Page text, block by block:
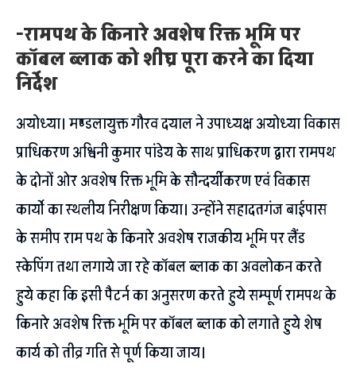
-रामपथ के किनारे अवशेष रिक्त भूमि पर
कॉबल ब्लाक को शीघ्र पूरा करने का दिया
निर्देश
अयोध्या। मण्डलायुक्त गौरव दयाल ने उपाध्यक्ष अयोध्या विकास
प्राधिकरण अश्विनी कुमार पांडेय के साथ प्राधिकरण द्वारा रामपथ
के दोनों ओर अवशेष रिक्त भूमि के सौन्दर्यीकरण एवं विकास
कार्यो का स्थलीय निरीक्षण किया। उन्होंने सहादतगंज बाईपास
के समीप राम पथ के किनारे अवशेष राजकीय भूमि पर लैंड
स्केपिंग तथा लगाये जा रहे कॉबल ब्लाक का अवलोकन करते
हुये कहा कि इसी पैटर्न का अनुसरण करते हुये सम्पूर्ण रामपथ के
किनारे अवशेष रिक्त भूमि पर कॉबल ब्लाक को लगाते हुये शेष
कार्य को तीव्र गति से पूर्ण किया जाय।